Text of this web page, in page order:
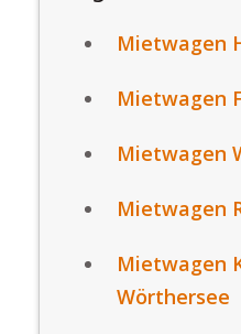
Mietwagen
Mietwagen
Mietwagen
Mietwagen
Mietwagen
Wörthersee